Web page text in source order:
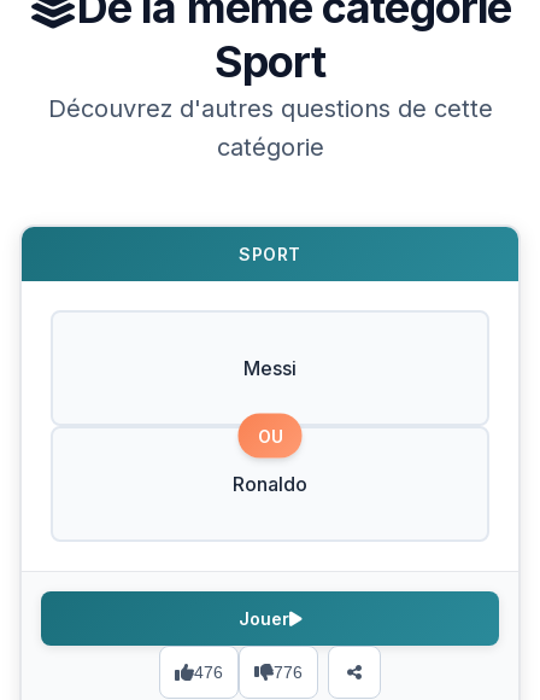
Sport
Découvrez d'autres questions de cette
catégorie
SPORT
Messi
OU
Ronaldo
476 776
Jouer